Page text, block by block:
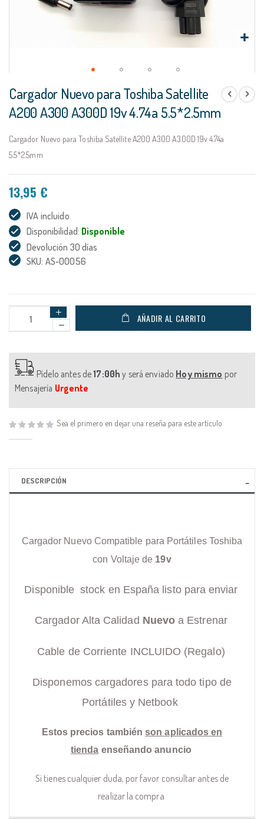
al
comienzo
de
galería
de
Cargador Nuevo para Toshiba Satellite
A200 A300 A300D 19v 4.74a 5.5*2.5mm
Cargador Nuevo para Toshiba Satellite A200 A300 A300D 19v 4.74a
5.5*2.5mm
13,95 €
IVA incluido
Disponibilidad: Disponible
Devolución 30 días
SKU: AS-00056
AÑADIR AL CARRITO
Pídelo antes de17:00h y será enviado Hoy mismo por
Mensajería Urgente
Sea el primero en dejar una reseña para este artículo
DESCRIPCIÓN
Cargador Nuevo Compatible para Portátiles Toshiba
con Voltaje de 19v
Disponible stock en España listo para enviar
Cargador Alta Calidad Nuevo a Estrenar
Cable de Corriente INCLUIDO (Regalo)
Disponemos cargadores para todo tipo de
Portátiles y Netbook
Estos precios también son aplicados en
tienda enseñando anuncio
Si tienes cualquier duda, por favor consultar antes de
realizar la compra